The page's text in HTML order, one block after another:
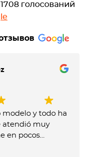
голосований
y todo ha
atendió muy
en pocos